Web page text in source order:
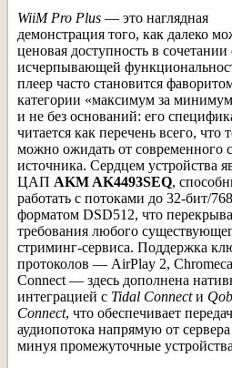
WiiM Pro Plus — это наглядная
демонстрация того, как далеко
ценовая доступность в сочетании
исчерпывающей
плеер часто становится
категории «максимум за
и не без оснований: его
читается как перечень всего, что
можно ожидать от современного
источника. Сердцем устройства
ЦАП AKM AK4493SEQ,
работать с потоками до 32-бит/
форматом DSD512, что
требования любого
стриминг-сервиса. Поддержка
протоколов — AirPlay 2,
Connect — здесь дополнена
интеграцией с Tidal Connectи
Connect, что обеспечивает
аудиопотока напрямую от сервера
минуя промежуточные